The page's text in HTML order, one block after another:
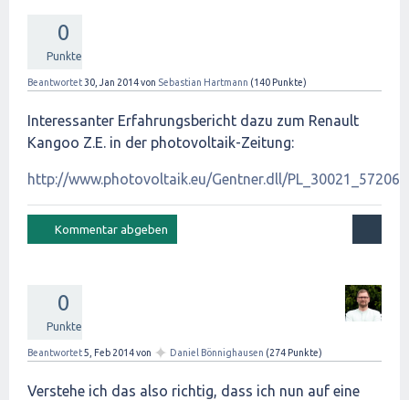
0
Punkte
Beantwortet 30, Jan 2014von Sebastian Hartmann (140 Punkte)
Interessanter Erfahrungsbericht dazu zum Renault
Kangoo Z.E. in der photovoltaik-Zeitung:
http://www.photovoltaik.eu/Gentner.dll/PL_30021_572062
0
Punkte
Beantwortet5, Feb 2014von ✦ Daniel Bönnighausen (274 Punkte)
Verstehe ich das also richtig, dass ich nun auf eine